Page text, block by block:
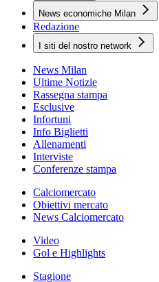
News economiche Milan
Redazione
I siti del nostro network
News Milan
Ultime Notizie
Rassegna stampa
Esclusive
Infortuni
Info Biglietti
Allenamenti
Interviste
Conferenze stampa
Calciomercato
Obiettivi mercato
News Calciomercato
Video
Gol e Highlights
Stagione